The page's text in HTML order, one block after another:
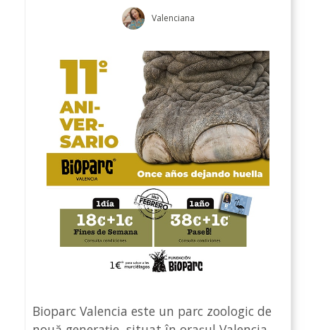
Valenciana
Bioparc Valencia este un parc zoologic de